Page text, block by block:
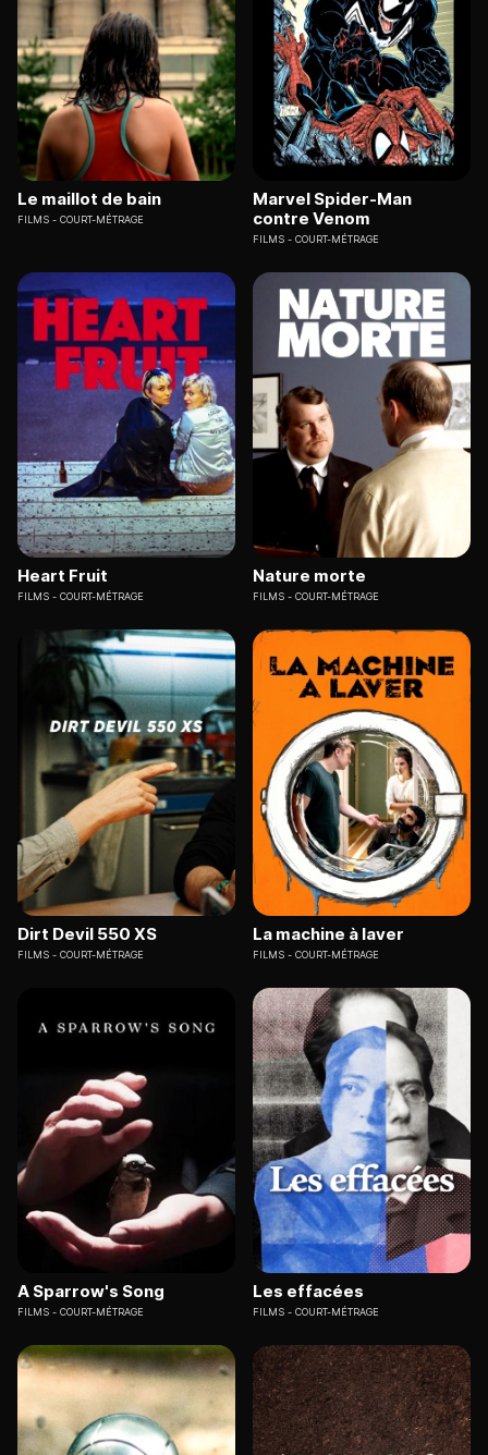
Le maillot de bain
FILMS COURT-MÉTRAGE
Marvel Spider-Man
contre Venom
FILMS COURT-MÉTRAGE
Heart Fruit
FILMS COURT-MÉTRAGE
Nature morte
FILMS COURT-MÉTRAGE
Dirt Devil 550 XS
FILMS COURT-MÉTRAGE
La machine à laver
FILMS COURT-MÉTRAGE
A Sparrow's Song
FILMS COURT-MÉTRAGE
Les effacées
FILMS COURT-MÉTRAGE